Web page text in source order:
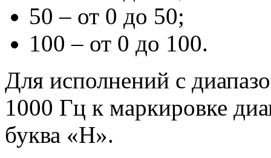
50 – от 0 до 50;
100 – от 0 до 100.
Для исполнений с
1000 Гц к маркировке
буква «Н».